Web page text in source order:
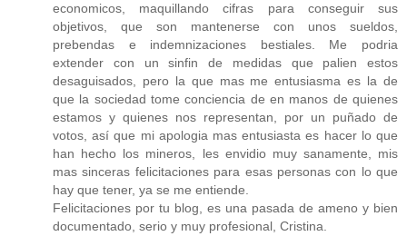
economicos, maquillando cifras para conseguir sus
objetivos, que son mantenerse con unos sueldos,
prebendas e indemnizaciones bestiales. Me podria
extender con un sinfin de medidas que palien estos
desaguisados, pero la que mas me entusiasma es la de
que la sociedad tome conciencia de en manos de quienes
estamos y quienes nos representan, por un puñado de
votos, así que mi apologia mas entusiasta es hacer lo que
han hecho los mineros, les envidio muy sanamente, mis
mas sinceras felicitaciones para esas personas con lo que
hay que tener, ya se me entiende.
Felicitaciones por tu blog, es una pasada de ameno y bien
documentado, serio y muy profesional, Cristina.